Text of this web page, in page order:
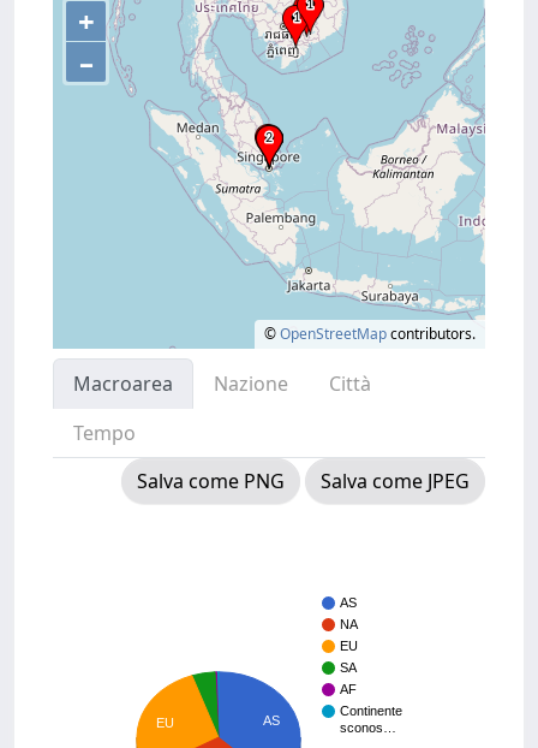
+
–
©OpenStreetMapcontributors.
Macroarea Nazione
Città
Tempo
Salva come PNG
Salva come JPEG
AS
NA
EU
SA
AF
Continente
sconos…
AS
EU